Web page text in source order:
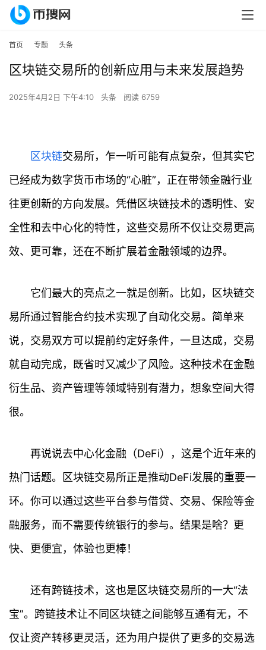
首页 专题 头条
区块链交易所的创新应用与未来发展趋势
2025年4月2日 下午4:10 头条 阅读 6759
区块链交易所，乍一听可能有点复杂，但其实它
已经成为数字货币市场的“心脏”，正在带领金融行业
往更创新的方向发展。凭借区块链技术的透明性、安
全性和去中心化的特性，这些交易所不仅让交易更高
效、更可靠，还在不断扩展着金融领域的边界。
它们最大的亮点之一就是创新。比如，区块链交
易所通过智能合约技术实现了自动化交易。简单来
说，交易双方可以提前约定好条件，一旦达成，交易
就自动完成，既省时又减少了风险。这种技术在金融
衍生品、资产管理等领域特别有潜力，想象空间大得
很。
再说说去中心化金融（DeFi），这是个近年来的
热门话题。区块链交易所正是推动DeFi发展的重要一
环。你可以通过这些平台参与借贷、交易、保险等金
融服务，而不需要传统银行的参与。结果是啥？更
快、更便宜，体验也更棒！
还有跨链技术，这也是区块链交易所的一大“法
宝”。跨链技术让不同区块链之间能够互通有无，不
仅让资产转移更灵活，还为用户提供了更多的交易选